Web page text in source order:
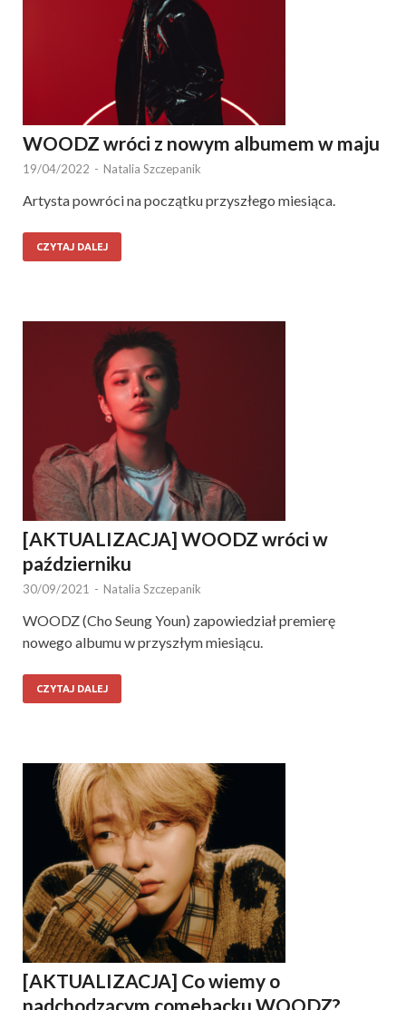
WOODZ wróci z nowym albumem w maju
19/04/2022 - Natalia Szczepanik
Artysta powróci na początku przyszłego miesiąca.
CZYTAJ DALEJ
[AKTUALIZACJA] WOODZ wróci w
październiku
30/09/2021 - Natalia Szczepanik
WOODZ (Cho Seung Youn) zapowiedział premierę
nowego albumu w przyszłym miesiącu.
CZYTAJ DALEJ
[AKTUALIZACJA] Co wiemy o
nadchodzącym comebacku WOODZ?